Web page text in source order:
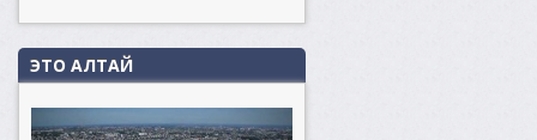
ЭТО АЛТАЙ